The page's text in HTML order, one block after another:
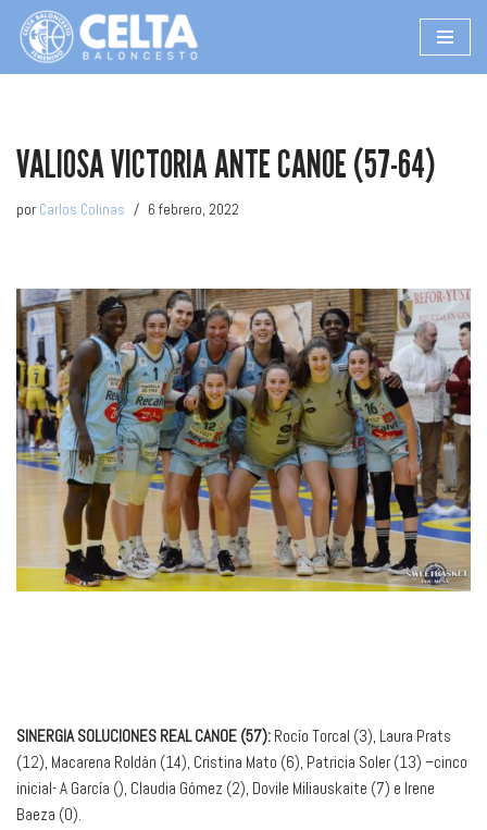
Saltar
VALIOSA VICTORIA ANTE CANOE (57-64)
por Carlos Colinas 6 febrero, 2022
SINERGIA SOLUCIONES REAL CANOE (57): Rocío Torcal (3), Laura Prats
(12), Macarena Roldán (14), Cristina Mato (6), Patricia Soler (13) –cinco
inicial- A García (), Claudia Gómez (2), Dovile Miliauskaite (7) e Irene
Baeza (0).